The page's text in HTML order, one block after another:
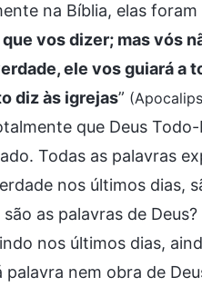
na Bíblia, elas
vos dizer; mas vós
ele vos guiará a
diz às igrejas”
que Deus
Todas as palavras
nos últimos dias,
são as palavras de
nos últimos dias,
palavra nem obra de